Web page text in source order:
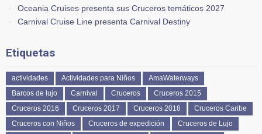
Oceania Cruises presenta sus Cruceros temáticos 2027
Carnival Cruise Line presenta Carnival Destiny
Etiquetas
actividades Actividades para Niños
AmaWaterways
Barcos de lujo
Carnival Cruceros
Cruceros 2015
Cruceros 2016
Cruceros 2017 Cruceros 2018
Cruceros Caribe
Cruceros con Niños
Cruceros de expedición
Cruceros de Lujo